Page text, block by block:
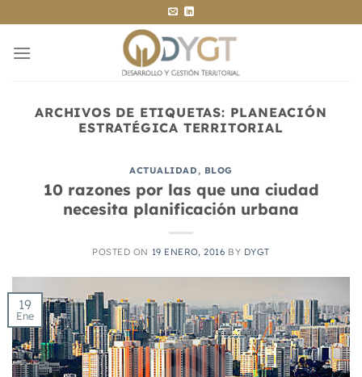
al
contenido
ARCHIVOS DE ETIQUETAS: PLANEACIÓN
ESTRATÉGICA TERRITORIAL
ACTUALIDAD, BLOG
10 razones por las que una ciudad
necesita planificación urbana
POSTED ON 19 ENERO, 2016 BY DYGT
19
Ene